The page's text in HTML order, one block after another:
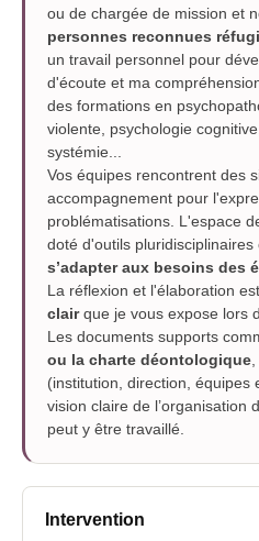
ou de chargée de mission et
personnes reconnues
un travail personnel pour
d'écoute et ma
des formations en
violente, psychologie
systémie...
Vos équipes rencontrent des
accompagnement pour
problématisations. L'espace
doté d'outils
s’adapter aux besoins des
La réflexion et l'élaboration
clairque je vous expose lors
Les documents supports
ou la charte déontologique
(institution, direction, équipes
vision claire de l’organisation
peut y être travaillé.
Intervention